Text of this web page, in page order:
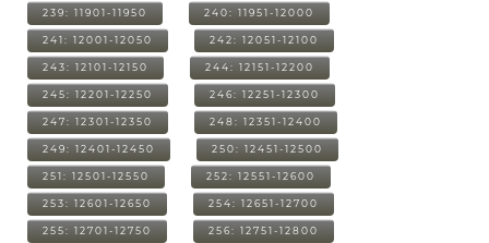
239: 11901-11950 240: 11951-12000
241: 12001-12050 242: 12051-12100
243: 12101-12150 244: 12151-12200
245: 12201-12250 246: 12251-12300
247: 12301-12350 248: 12351-12400
249: 12401-12450 250: 12451-12500
251: 12501-12550 252: 12551-12600
253: 12601-12650 254: 12651-12700
255: 12701-12750 256: 12751-12800